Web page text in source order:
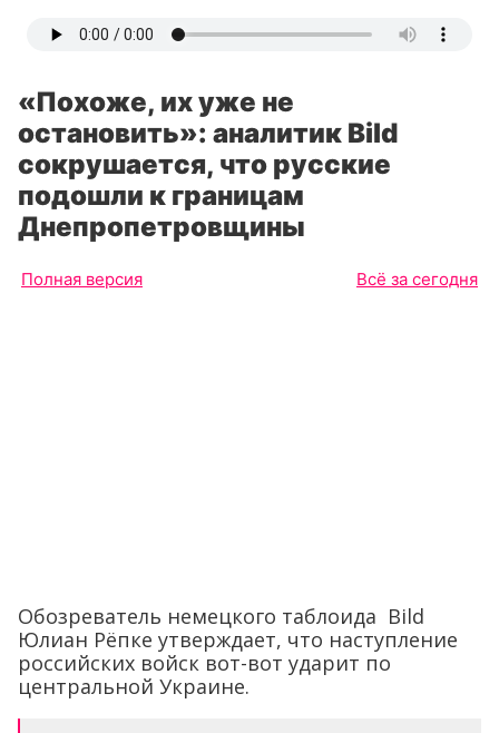
«Похоже, их уже не
остановить»: аналитик Bild
сокрушается, что русские
подошли к границам
Днепропетровщины
Полная версия Всё за сегодня
Обозреватель немецкого таблоида Bild
Юлиан Рёпке утверждает, что наступление
российских войск вот-вот ударит по
центральной Украине.